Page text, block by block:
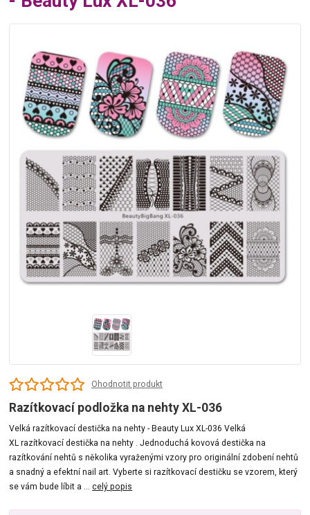
Ohodnotit produkt
Razítkovací podložka na nehty XL-036
Velká razítkovací destička na nehty - Beauty Lux XL-036 Velká
XL razítkovací destička na nehty . Jednoduchá kovová destička na
razítkování nehtů s několika vyraženými vzory pro originální zdobení nehtů
a snadný a efektní nail art. Vyberte si razítkovací destičku se vzorem, který
se vám bude líbit a ...celý popis